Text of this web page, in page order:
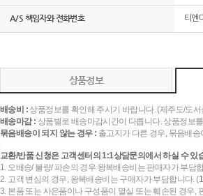
A/S 책임자와 전화번호 티엔
상품정보
배송비 :상품정보를 확인해 주시기 바랍니다. (제주도/도
배송마감 : 상품별로 배송마감시간이 다릅니다. 상품정보
묶음배송이 되지 않는 경우 : 출고지가 다른 경우, 묶음배
교환/반품 신청은 고객센터의 1:1상담문의에서 하실 수 있
1. 오배송/ 불량/ 파손의 경우 왕복배송비는 판매자가 부담
2. 고객 변심의 경우, 왕복배송비는 구매자가 부담합니다. (
3. 본품 또는 사은품이나 구성품이 멸실 또는 훼손된 경우,